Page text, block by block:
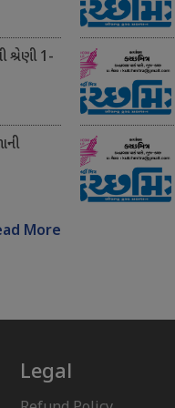
શ્રેણી 1-
More
Legal